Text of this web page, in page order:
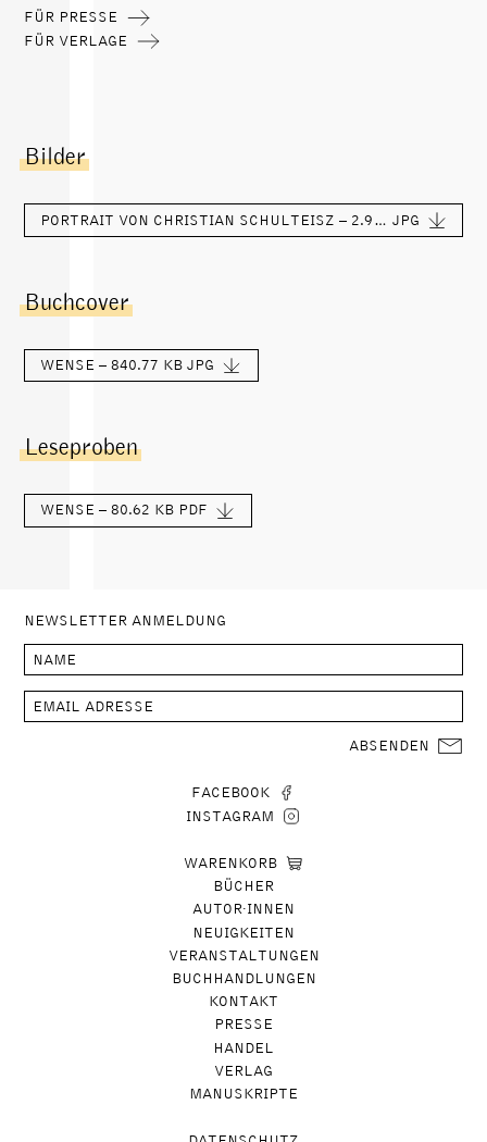
FÜR PRESSE
FÜR VERLAGE
Bilder
PORTRAIT VON CHRISTIAN SCHULTEISZ – 2.97 MB JPG
Buchcover
WENSE – 840.77 KB JPG
Leseproben
WENSE – 80.62 KB PDF
NEWSLETTER ANMELDUNG
ABSENDEN
FACEBOOK
INSTAGRAM
WARENKORB
BÜCHER
AUTOR∙INNEN
NEUIGKEITEN
VERANSTALTUNGEN
BUCHHANDLUNGEN
KONTAKT
PRESSE
HANDEL
VERLAG
MANUSKRIPTE